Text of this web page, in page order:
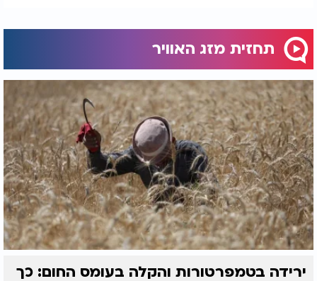
תחזית מזג האוויר
ירידה בטמפרטורות והקלה בעומס החום: כך